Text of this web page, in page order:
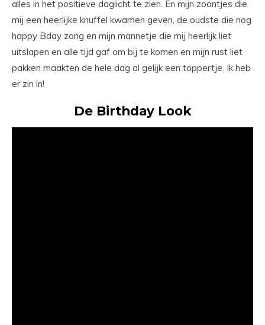
alles in het positieve daglicht te zien. En mijn zoontjes die
mij een heerlijke knuffel kwamen geven, de oudste die nog
happy Bday zong en mijn mannetje die mij heerlijk liet
uitslapen en alle tijd gaf om bij te komen en mijn rust liet
pakken maakten de hele dag al gelijk een toppertje. Ik heb
er zin in!
De Birthday Look